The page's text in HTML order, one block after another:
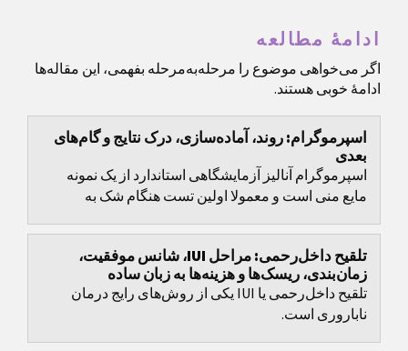
ادامهٔ مطالعه
اگر می‌خواهی موضوع را مرحله‌به‌مرحله بفهمی، این مقاله‌ها
ادامهٔ خوبی هستند.
اسپرموگرام: روند، آماده‌سازی، درک نتایج و گام‌های
بعدی
اسپرموگرام آنالیز آزمایشگاهی استاندارد از یک نمونه
مایع منی است و معمولا اولین تست هنگام شک به
تلقیح داخل‌رحمی: مراحل IUI، شانس موفقیت،
زمان‌بندی، ریسک‌ها و هزینه‌ها به زبان ساده
تلقیح داخل‌رحمی یا IUI یکی از روش‌های رایج درمان
ناباروری است.